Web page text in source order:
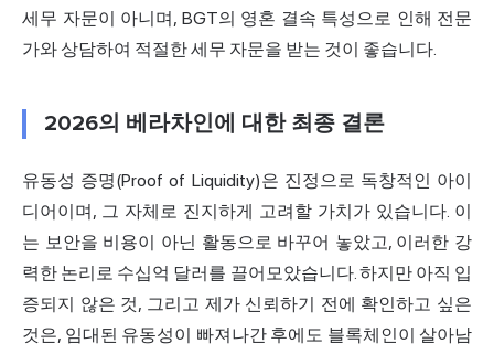
세무 자문이 아니며, BGT의 영혼 결속 특성으로 인해 전문
가와 상담하여 적절한 세무 자문을 받는 것이 좋습니다.
2026의 베라차인에 대한 최종 결론
유동성 증명(Proof of Liquidity)은 진정으로 독창적인 아이
디어이며, 그 자체로 진지하게 고려할 가치가 있습니다. 이
는 보안을 비용이 아닌 활동으로 바꾸어 놓았고, 이러한 강
력한 논리로 수십억 달러를 끌어모았습니다. 하지만 아직 입
증되지 않은 것, 그리고 제가 신뢰하기 전에 확인하고 싶은
것은, 임대된 유동성이 빠져나간 후에도 블록체인이 살아남